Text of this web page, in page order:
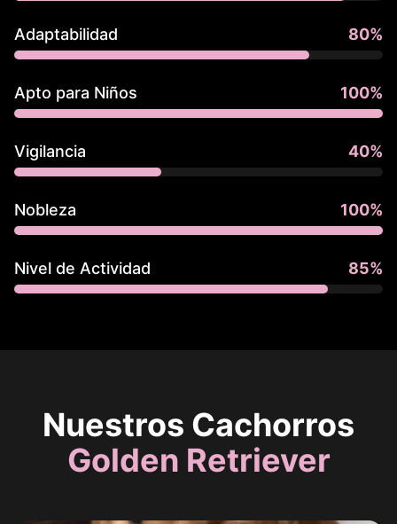
Adaptabilidad 80%
Apto para Niños 100%
Vigilancia 40%
Nobleza 100%
Nivel de Actividad 85%
Nuestros Cachorros
Golden Retriever